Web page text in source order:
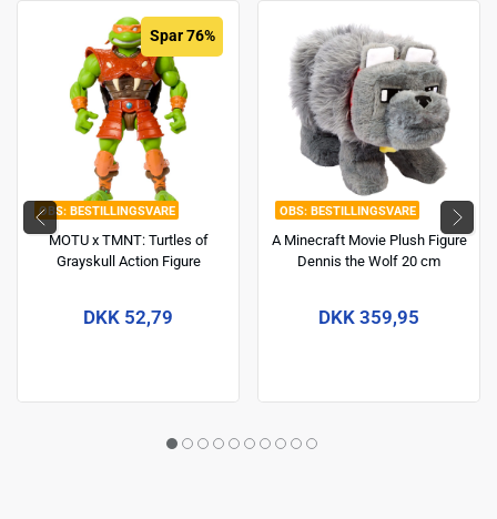
BESTILLINGSVARE
Spar 76%
MOTU x TMNT: Turtles of
Grayskull Action Figure
DKK 52,79
BESTILLINGSVARE
A Minecraft Movie Plush Figure
Dennis the Wolf 20 cm
DKK 359,95